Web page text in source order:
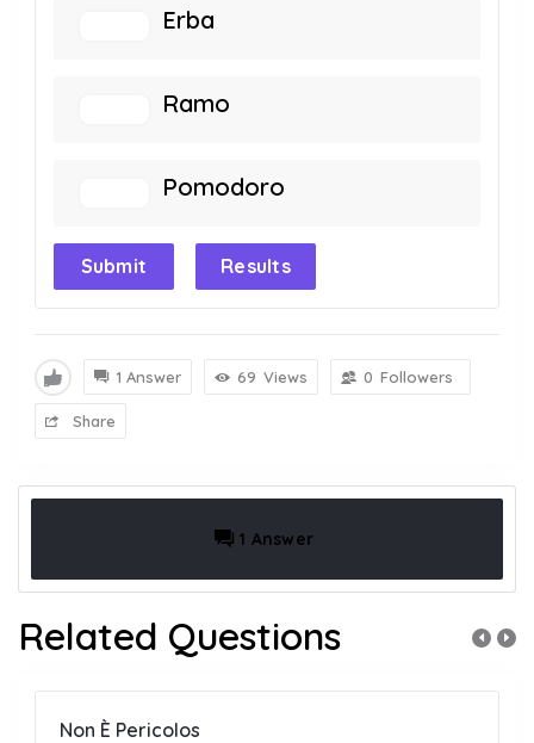
Erba
Ramo
Pomodoro
Submit Results
1 Answer 69 Views 0 Followers
Share
1 Answer
Related Questions
Non È Pericolos